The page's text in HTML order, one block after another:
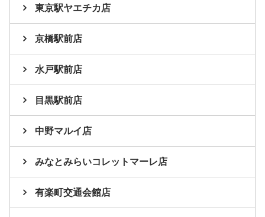
東京駅ヤエチカ店
京橋駅前店
水戸駅前店
目黒駅前店
中野マルイ店
みなとみらいコレットマーレ店
有楽町交通会館店